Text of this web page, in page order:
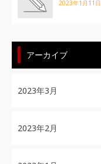
2023年1月11日
アーカイブ
2023年3月
2023年2月